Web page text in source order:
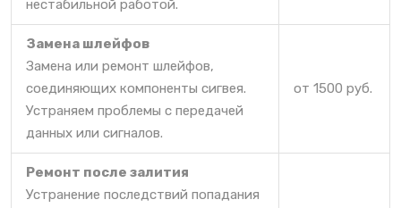
нестабильной работой.
Замена шлейфов
Замена или ремонт шлейфов,
соединяющих компоненты сигвея.
Устраняем проблемы с передачей
данных или сигналов.
от 1500 руб.
Ремонт после залития
Устранение последствий попадания